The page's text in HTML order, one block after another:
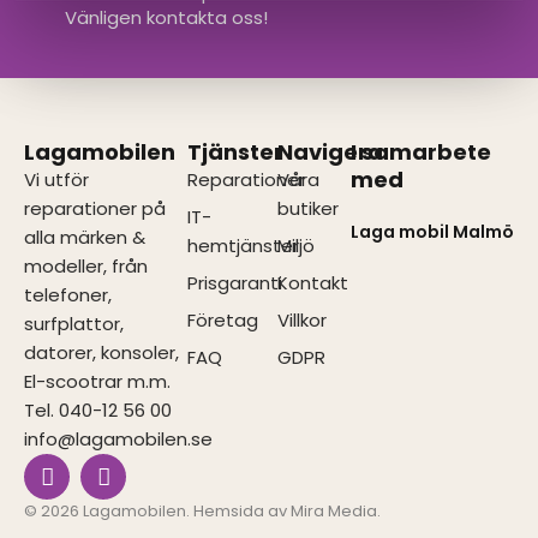
Vänligen kontakta oss!
Lagamobilen
Vi utför
reparationer på
alla märken &
modeller, från
telefoner,
surfplattor,
datorer, konsoler,
El-scootrar m.m.
Tel. 040-12 56 00
info@lagamobilen.se
I
n
s
F
a
c
Tjänster
Reparationer
IT-
hemtjänster
Prisgaranti
Företag
FAQ
Navigera
Våra
butiker
Miljö
Kontakt
Villkor
GDPR
I samarbete
med
Laga mobil Malmö
© 2026 Lagamobilen. Hemsida av Mira Media.